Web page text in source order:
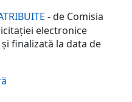
- de Comisia
electronice
finalizată la data de